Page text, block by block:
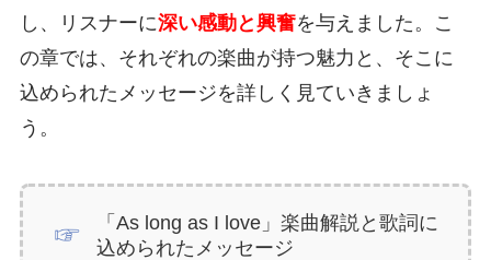
し、リスナーに深い感動と興奮を与えました。こ
の章では、それぞれの楽曲が持つ魅力と、そこに
込められたメッセージを詳しく見ていきましょ
う。
「As long as I love」楽曲解説と歌詞に
込められたメッセージ